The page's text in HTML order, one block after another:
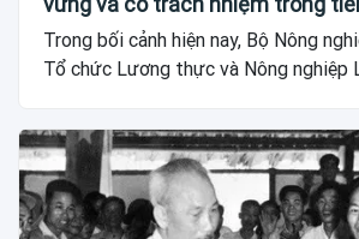
cầu
Trong bối cảnh hiện nay, Bộ Nông
Tổ chức Lương thực và Nông nghiệp